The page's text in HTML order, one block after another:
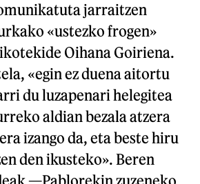
jarraitzen
«ustezko frogen»
Oihana Goiriena.
«egin ez duena aitortu
du luzapenari helegitea
aldian bezala atzera
izango da, eta beste hiru
den ikusteko». Beren
—Pablorekin zuzeneko